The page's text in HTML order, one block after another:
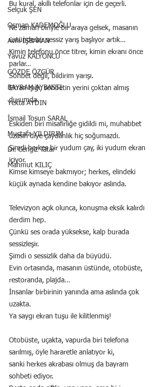
Selçuk ŞEN
Osman KADEMOĞLU
Avni İŞBAKAN
Yavuz KALYONCU
GÖZDE ÖZGÜR
BAYRAM AYBASTI
Yekta AYDIN
İsmail Tosun SARAL
Mustafa YILDIRIM
Dr. Cengiz Tatar
Mahmut KILIÇ
Bu kural, akıllı telefonlar için de geçerli.
Ne zaman biriyle bir araya gelsek, masanın
üstünde bir sessiz yarış başlıyor artık…
Kimin telefonu önce titrer, kimin ekranı önce
parlar…
Sohbet değil, bildirim yarışı.
Ekran ışığı, sohbetin yerini çoktan almış
durumda.
Eskiden biri misafirliğe gidildi mi, muhabbet
uzasın diye çaydanlık hiç soğumazdı.
Şimdi herkes bir yudum çay, iki yudum ekran
içiyor.
Kimse kimseye bakmıyor; herkes, elindeki
küçük aynada kendine bakıyor aslında.
Televizyon açık olunca, konuşma eksik kalırdı
derdim hep.
Çünkü ses orada yüksekse, kalp burada
sessizleşir.
Şimdi o sessizlik daha da büyüdü.
Evin ortasında, masanın üstünde, otobüste,
restoranda, plajda…
İnsanlar birbirinin yanında ama aslında çok
uzakta.
Ya saygı ekran tuşu ile kilitlenmiş!
Otobüste, uçakta, vapurda biri telefona
sarılmış, öyle hararetle anlatıyor ki,
sanki herkes akrabası olmuş da bayram
sohbeti ediyor.